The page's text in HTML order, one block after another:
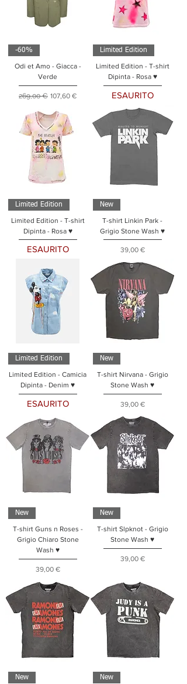
-60%
Odi et Amo - Giacca -
Verde
Prezzo regolare
269,00 € Prezzo scontato
107,60 €
Limited Edition
Limited Edition - T-shirt
Dipinta - Rosa ♥
ESAURITO
Limited Edition
Limited Edition - T-shirt
Dipinta - Rosa ♥
ESAURITO
New
T-shirt Linkin Park -
Grigio Stone Wash ♥
Prezzo
39,00 €
Limited Edition
Limited Edition - Camicia
Dipinta - Denim ♥
ESAURITO
New
T-shirt Nirvana - Grigio
Stone Wash ♥
Prezzo
39,00 €
New
T-shirt Guns n Roses -
Grigio Chiaro Stone
Wash ♥
Prezzo
39,00 €
New
T-shirt Slpknot - Grigio
Stone Wash ♥
Prezzo
39,00 €
New New